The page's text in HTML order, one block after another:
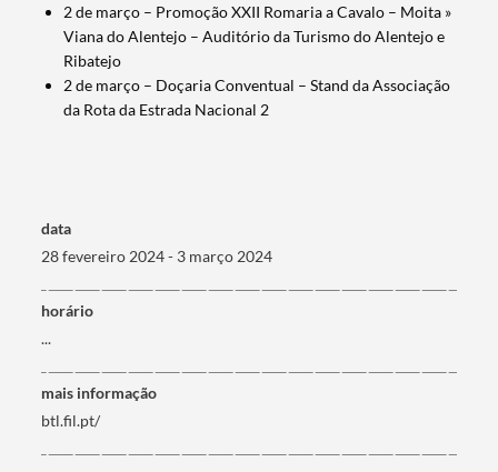
2 de março – Promoção XXII Romaria a Cavalo – Moita »
Viana do Alentejo – Auditório da Turismo do Alentejo e
Ribatejo
2 de março – Doçaria Conventual – Stand da Associação
da Rota da Estrada Nacional 2
data
28 fevereiro 2024 - 3 março 2024
horário
...
mais informação
btl.fil.pt/